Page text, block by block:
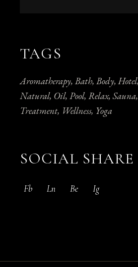
TAGS
Aromatherapy Bath Body Hotel
Natural Oil Pool Relax Sauna
Treatment Wellness Yoga
SOCIAL SHARE
Fb Ln Be Ig